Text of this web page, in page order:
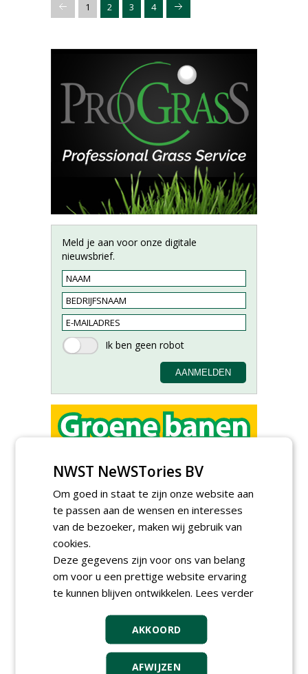
1 2 3 4
Meld je aan voor onze digitale
nieuwsbrief.
Golfbaan KralingenOosthoek
30-07-2026
Meewerkend Voorman
Sportvelden bij
Hoofd Greenkeeper bij
golfbaan De Woeste Kop
09-07-2026, Axel
Proefveldmedewerker/
Chauffeur
landbouwmachines bij DSV
zaden Nederland B.V.
06-08-2026, Ven-Zelderheide
NWST NeWSTories BV
Om goed in staat te zijn onze website aan
te passen aan de wensen en interesses
van de bezoeker, maken wij gebruik van
cookies.
Deze gegevens zijn voor ons van belang
om voor u een prettige website ervaring
te kunnen blijven ontwikkelen. Lees verder
AKKOORD
AFWIJZEN